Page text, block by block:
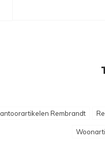
Rembrandt